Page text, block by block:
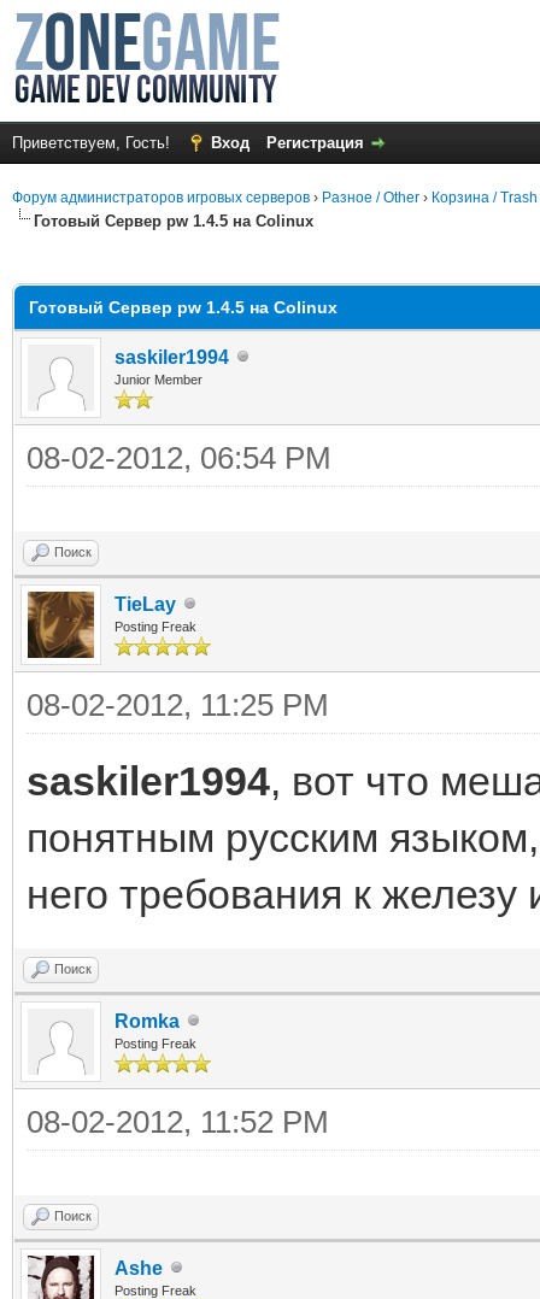
Приветствуем, Гость! Вход Регистрация
Форум администраторов игровых серверов › Разное / Other › Корзина / Trash
Готовый Сервер pw 1.4.5 на Colinux
Готовый Сервер pw 1.4.5 на Colinux
saskiler1994
Junior Member
08-02-2012, 06:54 PM
Поиск
TieLay
Posting Freak
08-02-2012, 11:25 PM
saskiler1994, вот что
понятным русским
него требования к
Поиск
Romka
Posting Freak
08-02-2012, 11:52 PM
Поиск
Ashe
Posting Freak